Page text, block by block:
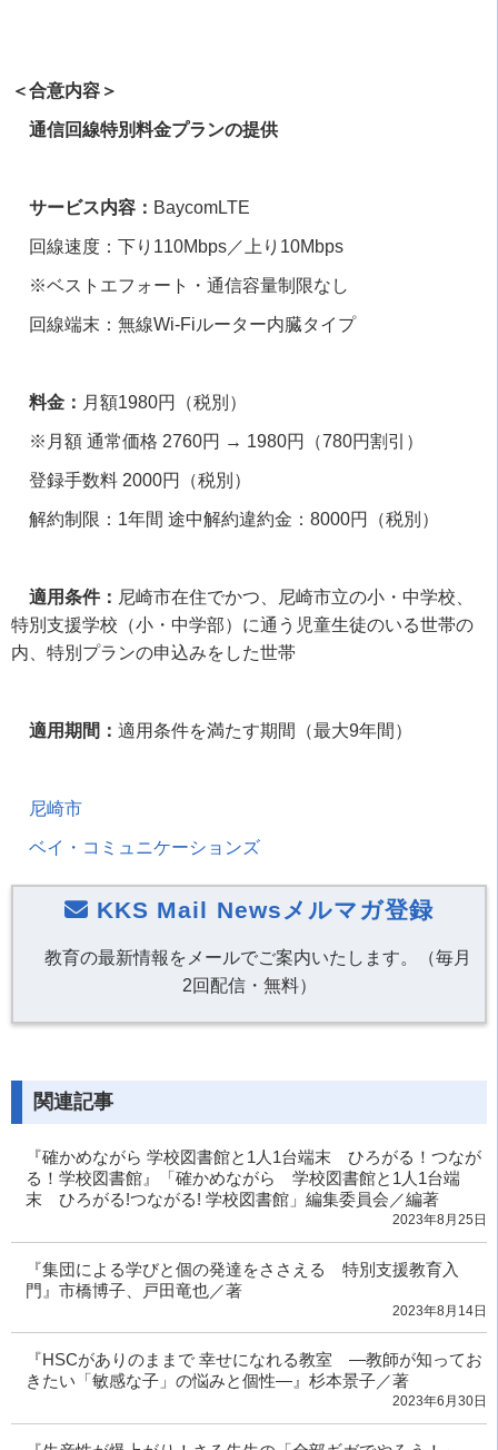
＜合意内容＞
通信回線特別料金プランの提供
サービス内容： BaycomLTE
回線速度：下り 110Mbps ／上り 10Mbps
※ベストエフォート・通信容量制限なし
回線端末：無線Wi-Fiルーター内臓タイプ
料金： 月額1980円（税別）
※月額 通常価格 2760円 → 1980円（780円割引）
登録手数料 2000円（税別）
解約制限： 1年間 途中解約違約金： 8000円（税別）
適用条件： 尼崎市在住でかつ、尼崎市立の小・中学校、
特別支援学校（小・中学部）に通う児童生徒のいる世帯の
内、特別プランの申込みをした世帯
適用期間： 適用条件を満たす期間（最大9年間）
尼崎市
ベイ・コミュニケーションズ
KKS Mail Newsメルマガ登録
教育の最新情報をメールでご案内いたします。（毎月
2回配信・無料）
関連記事
『確かめながら 学校図書館と1人1台端末 ひろがる！つなが
る！学校図書館』「確かめながら 学校図書館と1人1台端
末 ひろがる!つながる! 学校図書館」編集委員会／編著
2023年8月25日
『集団による学びと個の発達をささえる 特別支援教育入
門』市橋博子、戸田竜也／著
2023年8月14日
『HSCがありのままで 幸せになれる教室 ―教師が知ってお
きたい「敏感な子」の悩みと個性―』杉本景子／著
2023年6月30日